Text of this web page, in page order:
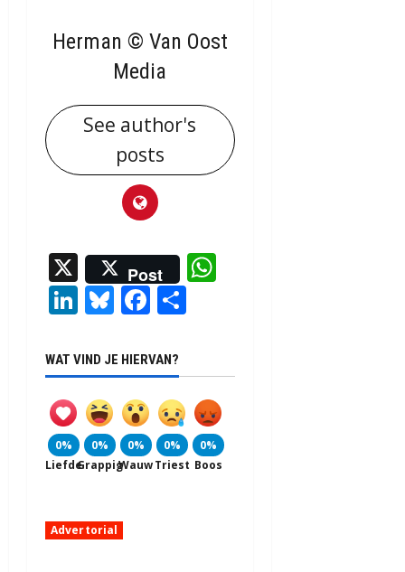
Herman © Van Oost
Media
See author's
posts
X Post
LinkedIn
Bluesky
Facebook
WAT VIND JE HIERVAN?
0%
Liefde
0%
Grappig
0%
Wauw
0%
Triest
0%
Boos
Advertorial